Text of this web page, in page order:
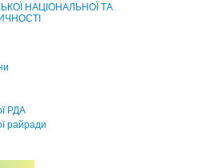
НАЦІОНАЛЬНОЇ ТА
РДА
райради